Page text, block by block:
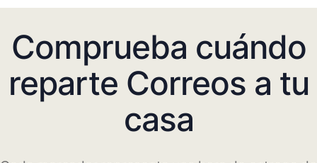
Comprueba cuándo
reparte Correos a tu
casa